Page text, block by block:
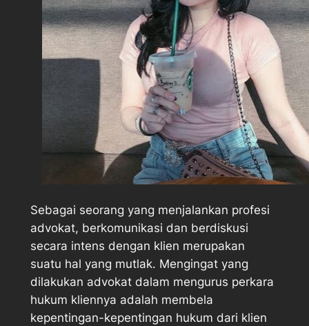
Sebagai seorang yang menjalankan profesi
advokat, berkomunikasi dan berdiskusi
secara intens dengan klien merupakan
suatu hal yang mutlak. Mengingat yang
dilakukan advokat dalam mengurus perkara
hukum kliennya adalah membela
kepentingan-kepentingan hukum dari klien